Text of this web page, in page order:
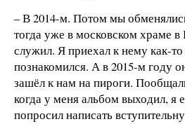
– В 2014-м. Потом мы
тогда уже в московском храме
служил. Я приехал к нему как-
познакомился. А в 2015-м году
зашёл к нам на пироги.
когда у меня альбом выходил, я
попросил написать